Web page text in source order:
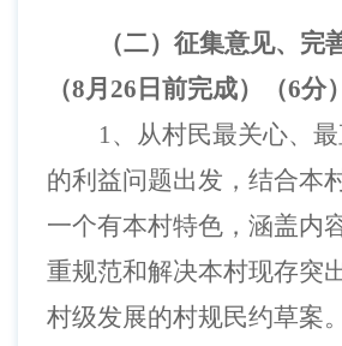
（二） 征集意见、完
（8月26日前完成） （6分）
1、 从村民最关心、
的利益问题出发， 结合本
一个有本村特色，涵盖内
重规范和解决本村现存突
村级发展的村规民约草案